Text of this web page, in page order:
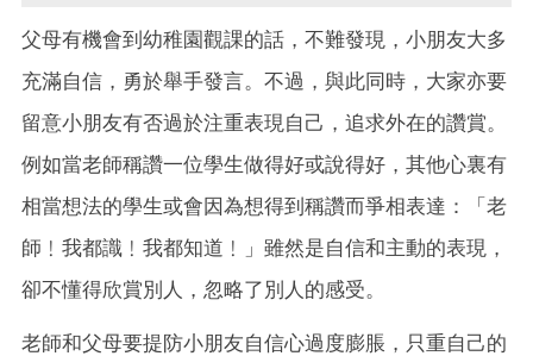
父母有機會到幼稚園觀課的話，不難發現，小朋友大多
充滿自信，勇於舉手發言。不過，與此同時，大家亦要
留意小朋友有否過於注重表現自己，追求外在的讚賞。
例如當老師稱讚一位學生做得好或說得好，其他心裏有
相當想法的學生或會因為想得到稱讚而爭相表達：「老
師﹗我都識﹗我都知道﹗」雖然是自信和主動的表現，
卻不懂得欣賞別人，忽略了別人的感受。
老師和父母要提防小朋友自信心過度膨脹，只重自己的